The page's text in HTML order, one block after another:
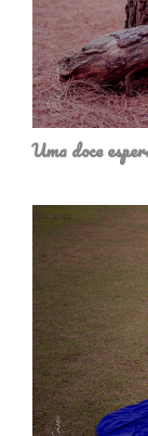
Uma doce